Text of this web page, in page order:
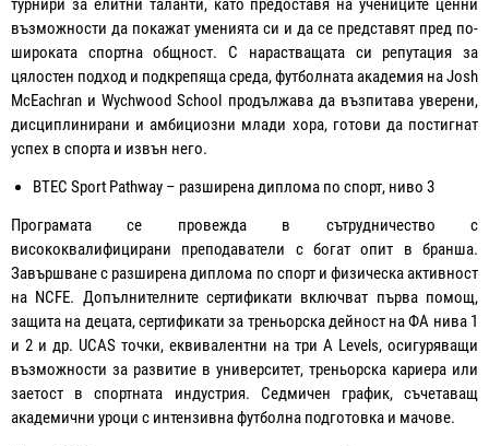
турнири за елитни таланти, като предоставя на учениците ценни
възможности да покажат уменията си и да се представят пред по-
широката спортна общност. С нарастващата си репутация за
цялостен подход и подкрепяща среда, футболната академия на Josh
McEachran и Wychwood School продължава да възпитава уверени,
дисциплинирани и амбициозни млади хора, готови да постигнат
успех в спорта и извън него.
BTEC Sport Pathway – разширена диплома по спорт, ниво 3
Програмата се провежда в сътрудничество с
висококвалифицирани преподаватели с богат опит в бранша.
Завършване с разширена диплома по спорт и физическа активност
на NCFE. Допълнителните сертификати включват първа помощ,
защита на децата, сертификати за треньорска дейност на ФА нива 1
и 2 и др. UCAS точки, еквивалентни на три A Levels, осигуряващи
възможности за развитие в университет, треньорска кариера или
заетост в спортната индустрия. Седмичен график, съчетаващ
академични уроци с интензивна футболна подготовка и мачове.